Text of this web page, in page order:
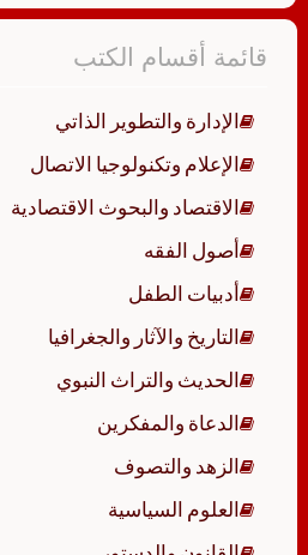
قائمة أقسام الكتب
الإدارة والتطوير الذاتي
الإعلام وتكنولوجيا الاتصال
الاقتصاد والبحوث الاقتصادية
أصول الفقه
أدبيات الطفل
التاريخ والآثار والجغرافيا
الحديث والتراث النبوي
الدعاة والمفكرين
الزهد والتصوف
العلوم السياسية